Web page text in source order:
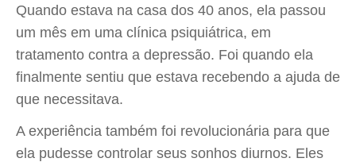
Quando estava na casa dos 40 anos, ela passou
um mês em uma clínica psiquiátrica, em
tratamento contra a depressão. Foi quando ela
finalmente sentiu que estava recebendo a ajuda de
que necessitava.
A experiência também foi revolucionária para que
ela pudesse controlar seus sonhos diurnos. Eles